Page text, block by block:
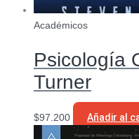
Académicos
Psicología
Turner
$97.200 Añadir al